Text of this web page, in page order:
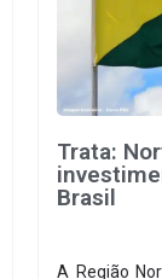
Trata:
Brasil
A Região